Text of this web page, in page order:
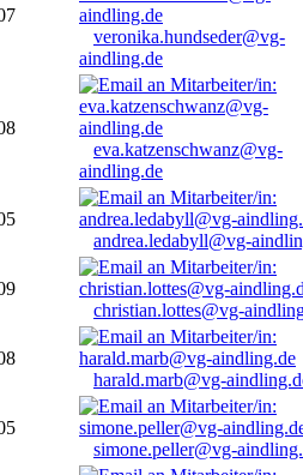
veronika.hundseder@vg-
aindling.de
eva.katzenschwanz@vg-
aindling.de
andrea.ledabyll@vg-
christian.lottes@vg-
harald.marb@vg-
simone.peller@vg-